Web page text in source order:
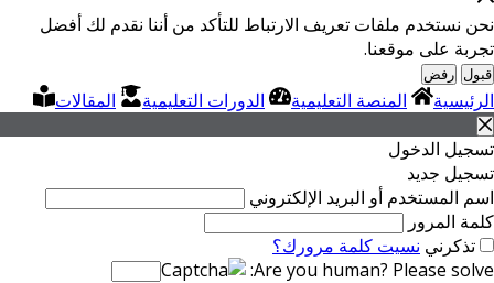
نحن نستخدم ملفات تعريف الارتباط للتأكد من أننا نقدم لك أفضل
تجربة على موقعنا.
قبول رفض
الرئيسية المنصة التعليمية الدورات التعليمية
المقالات
تسجيل الدخول
تسجيل جديد
اسم المستخدم أو البريد الإلكتروني
كلمة المرور
تذكرني نسيت كلمة مرورك؟
Are you human? Please solve: